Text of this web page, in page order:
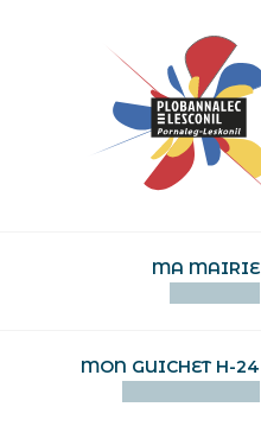
MA MAIRIE
MON GUICHET H-24